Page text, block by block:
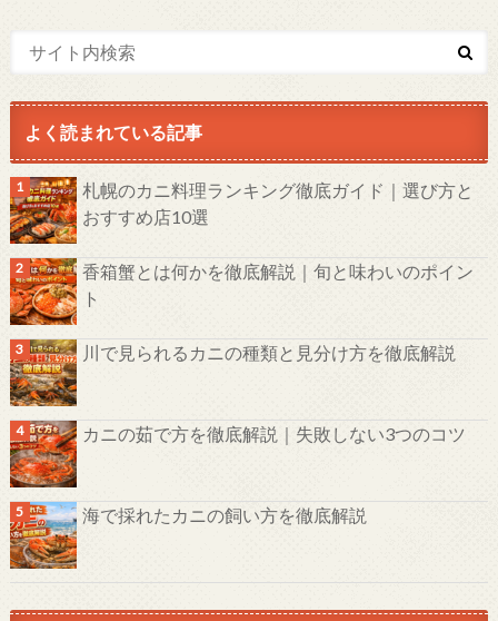
よく読まれている記事
札幌のカニ料理ランキング徹底ガイド｜選び方と
おすすめ店10選
香箱蟹とは何かを徹底解説｜旬と味わいのポイン
ト
川で見られるカニの種類と見分け方を徹底解説
カニの茹で方を徹底解説｜失敗しない3つのコツ
海で採れたカニの飼い方を徹底解説